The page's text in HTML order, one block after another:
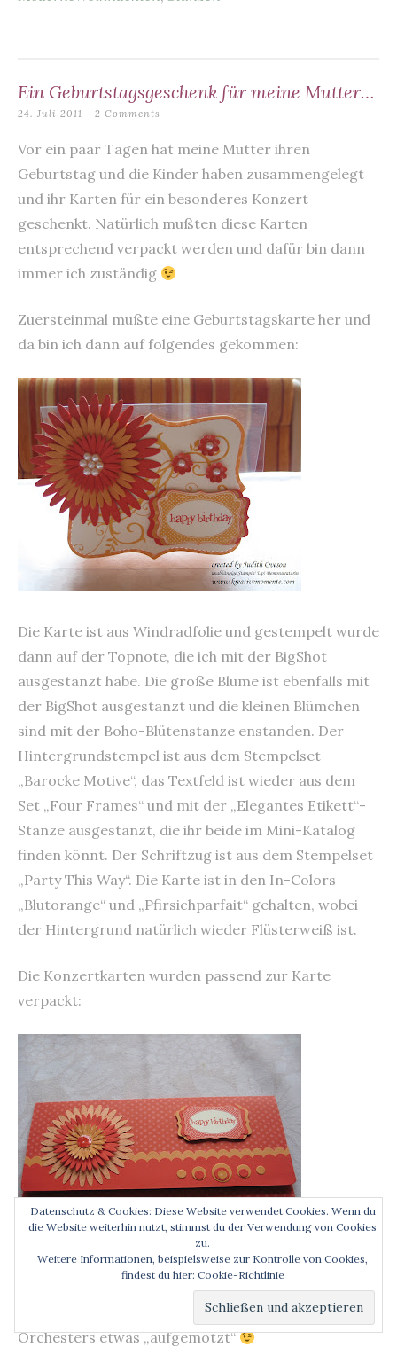
p
Ein Geburtstagsgeschenk für meine Mutter…
24. Juli 2011 2 Comments
Vor ein paar Tagen hat meine Mutter ihren
Geburtstag und die Kinder haben zusammengelegt
und ihr Karten für ein besonderes Konzert
geschenkt. Natürlich mußten diese Karten
entsprechend verpackt werden und dafür bin dann
immer ich zuständig
Zuersteinmal mußte eine Geburtstagskarte her und
da bin ich dann auf folgendes gekommen:
Die Karte ist aus Windradfolie und gestempelt wurde
dann auf der Topnote, die ich mit der BigShot
ausgestanzt habe. Die große Blume ist ebenfalls mit
der BigShot ausgestanzt und die kleinen Blümchen
sind mit der Boho-Blütenstanze enstanden. Der
Hintergrundstempel ist aus dem Stempelset
„Barocke Motive“, das Textfeld ist wieder aus dem
Set „Four Frames“ und mit der „Elegantes Etikett“-
Stanze ausgestanzt, die ihr beide im Mini-Katalog
finden könnt. Der Schriftzug ist aus dem Stempelset
„Party This Way“. Die Karte ist in den In-Colors
„Blutorange“ und „Pfirsichparfait“ gehalten, wobei
der Hintergrund natürlich wieder Flüsterweiß ist.
Die Konzertkarten wurden passend zur Karte
verpackt:
Innen habe ich die Verpackung recht schlicht
gehalten und nur noch mit einem Foto des Barock-
Orchesters etwas „aufgemotzt“
Datenschutz & Cookies: Diese Website verwendet Cookies. Wenn du
die Website weiterhin nutzt, stimmst du der Verwendung von Cookies
zu.
Weitere Informationen, beispielsweise zur Kontrolle von Cookies,
findest du hier: Cookie-Richtlinie